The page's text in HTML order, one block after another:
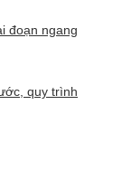
đoạn ngang
quy trình